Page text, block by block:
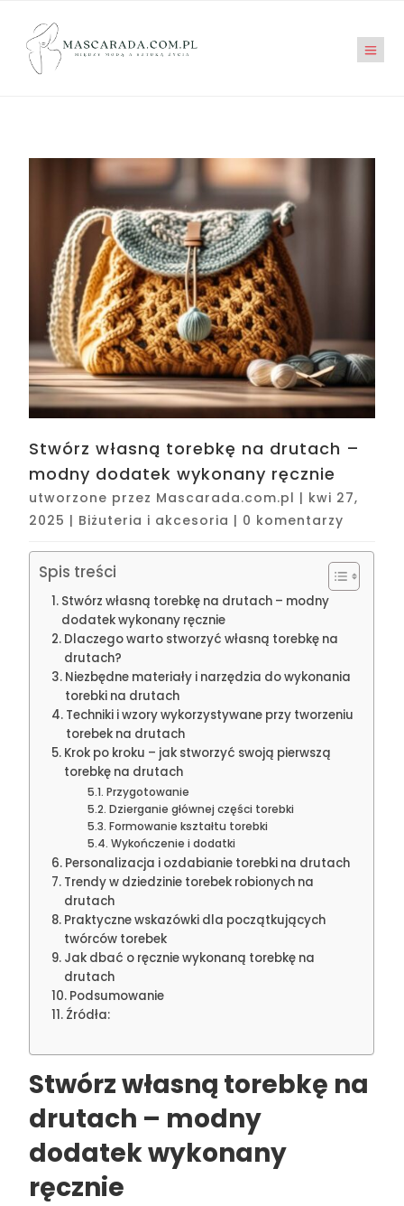
Stwórz własną torebkę na drutach –
modny dodatek wykonany ręcznie
utworzone przez Mascarada.com.pl | kwi 27,
2025 | Biżuteria i akcesoria | 0 komentarzy
Spis treści
Stwórz własną torebkę na drutach – modny
dodatek wykonany ręcznie
Dlaczego warto stworzyć własną torebkę na
drutach?
Niezbędne materiały i narzędzia do wykonania
torebki na drutach
Techniki i wzory wykorzystywane przy tworzeniu
torebek na drutach
Krok po kroku – jak stworzyć swoją pierwszą
torebkę na drutach
Przygotowanie
Dzierganie głównej części torebki
Formowanie kształtu torebki
Wykończenie i dodatki
Personalizacja i ozdabianie torebki na drutach
Trendy w dziedzinie torebek robionych na
drutach
Praktyczne wskazówki dla początkujących
twórców torebek
Jak dbać o ręcznie wykonaną torebkę na
drutach
Podsumowanie
Źródła:
Stwórz własną torebkę na
drutach – modny
dodatek wykonany
ręcznie